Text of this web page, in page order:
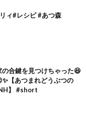
ィ#レシピ #あつ森
の合鍵を見つけちゃった😆
【あつまれどうぶつの
】 #short